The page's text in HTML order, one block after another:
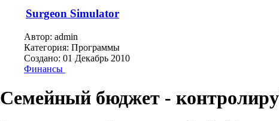
Surgeon Simulator
Автор: admin
Категория: Программы
Создано: 01 Декабрь 2010
Финансы
Семейный бюджет -